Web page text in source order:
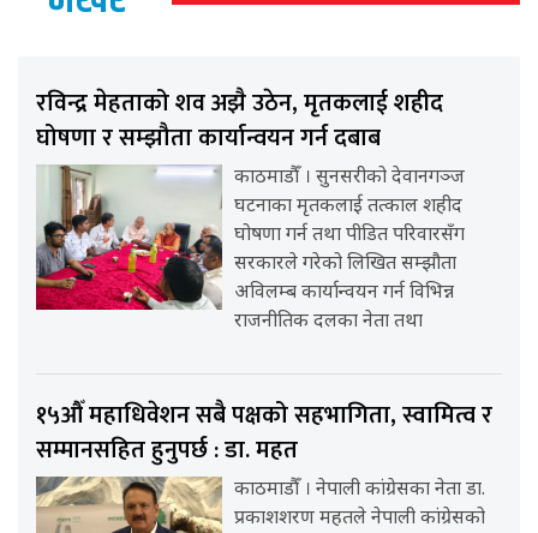
रविन्द्र मेहताको शव अझै उठेन, मृतकलाई शहीद
घोषणा र सम्झौता कार्यान्वयन गर्न दबाब
काठमाडौँ । सुनसरीको देवानगञ्ज
घटनाका मृतकलाई तत्काल शहीद
घोषणा गर्न तथा पीडित परिवारसँग
सरकारले गरेको लिखित सम्झौता
अविलम्ब कार्यान्वयन गर्न विभिन्न
राजनीतिक दलका नेता तथा
१५औँ महाधिवेशन सबै पक्षको सहभागिता, स्वामित्व र
सम्मानसहित हुनुपर्छ : डा. महत
काठमाडौँ । नेपाली कांग्रेसका नेता डा.
प्रकाशशरण महतले नेपाली कांग्रेसको